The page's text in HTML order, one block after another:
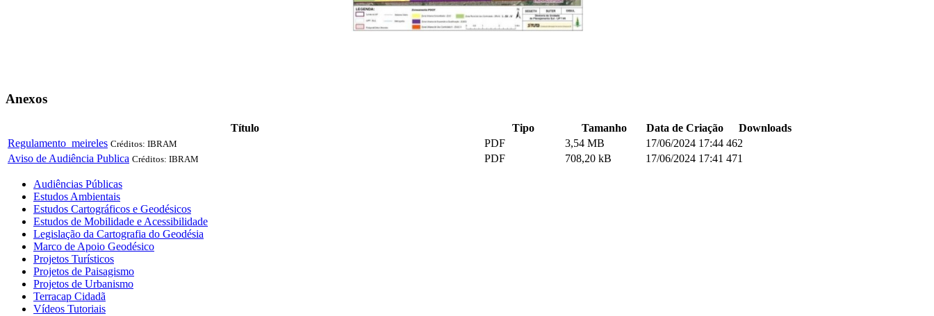
Anexos
Título Tipo Tamanho Data de Criação
Downloads
Regulamento_meireles Créditos: IBRAM PDF 3,54 MB 17/06/2024 17:44 462
Aviso de Audiência Publica Créditos: IBRAM PDF 708,20 kB 17/06/2024 17:41 471
Audiências Públicas
Estudos Ambientais
Estudos Cartográficos e Geodésicos
Estudos de Mobilidade e Acessibilidade
Legislação da Cartografia do Geodésia
Marco de Apoio Geodésico
Projetos Turísticos
Projetos de Paisagismo
Projetos de Urbanismo
Terracap Cidadã
Vídeos Tutoriais